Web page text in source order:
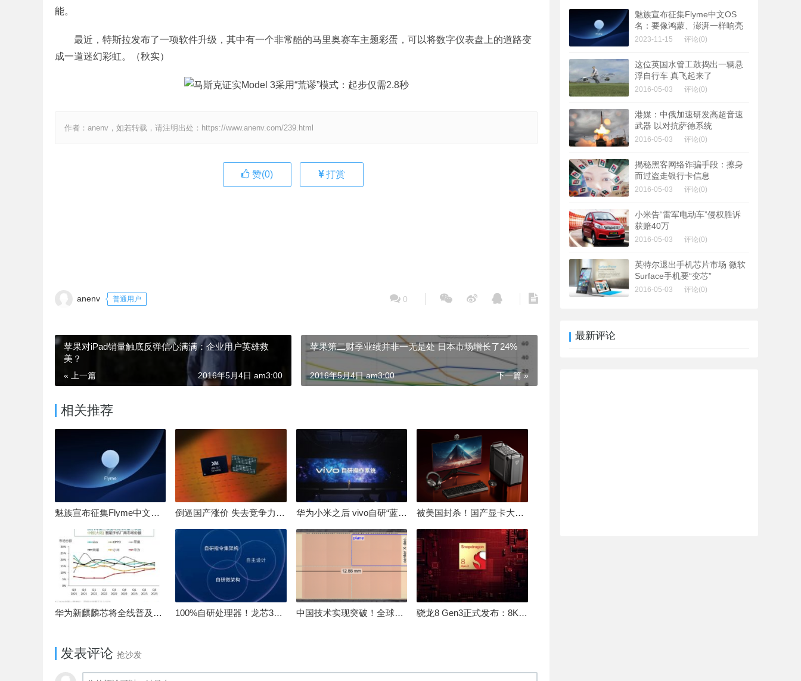
能。
最近，特斯拉发布了一项软件升级，其中有一个非常酷的马里奥赛车主题彩蛋，可以将数字仪表盘上的道路变
成一道迷幻彩虹。（秋实）
作者：anenv，如若转载，请注明出处：https://www.anenv.com/239.html
赞(0) 打赏
anenv 普通用户 0
苹果对iPad销量触底反弹信心满满：企业用户英雄救
美？
« 上一篇 2016年5月4日 am3:00
苹果第二财季业绩并非一无是处 日本市场增长了24%
下一篇 »
2016年5月4日 am3:00
相关推荐
魅族宣布征集Flyme中文OS名：要像鸿蒙、澎湃一样响亮 倒逼国产涨价 失去竞争力！三星要减产50%：SSD必须涨价 华为小米之后 vivo自研“蓝河”操作系统重磅发布 被美国封杀！国产显卡大厂：中国GPU不存在至暗时刻
华为新麒麟芯将全线普及！高中低端全面采用 改写竞争格局 100%自研处理器！龙芯3A6000评测：与10代酷睿互有胜负 中国技术实现突破！全球最先进的3D NAND存储芯片被发现 骁龙8 Gen3正式发布：8K240手游成真！AI性能飙升98％
发表评论 抢沙发
魅族宣布征集Flyme中文OS
名：要像鸿蒙、澎湃一样响亮
2023-11-15 评论(0)
这位英国水管工鼓捣出一辆悬
浮自行车 真飞起来了
2016-05-03 评论(0)
港媒：中俄加速研发高超音速
武器 以对抗萨德系统
2016-05-03 评论(0)
揭秘黑客网络诈骗手段：擦身
而过盗走银行卡信息
2016-05-03 评论(0)
小米告“雷军电动车”侵权胜诉
获赔40万
2016-05-03 评论(0)
英特尔退出手机芯片市场 微软
Surface手机要“变芯”
2016-05-03 评论(0)
最新评论